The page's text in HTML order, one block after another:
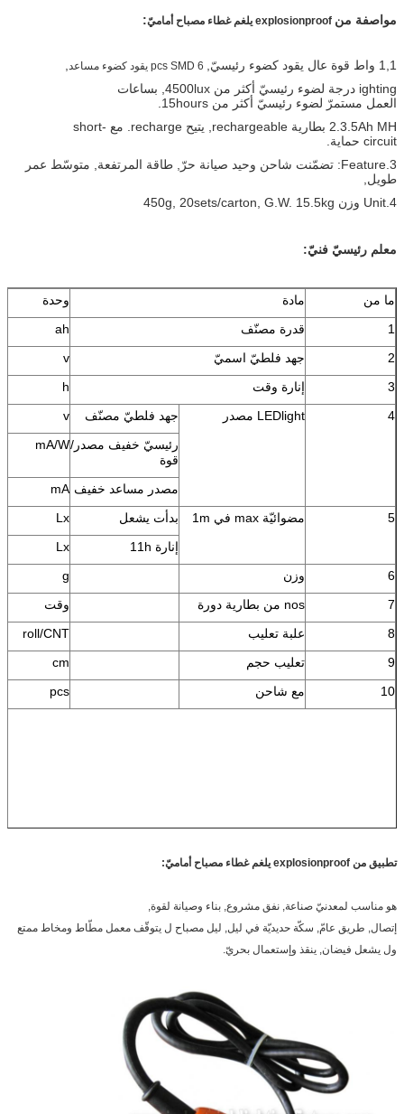
مواصفة من :
1,1 واط قوة عال يقود كضوء رئيسيّ, 6 pcs SMD يقود كضوء مساعد
ighting درجة لضوء رئيسيّ أكثر من 4500lux,
بساعات
العمل مستمرّ لضوء رئيسيّ أكثر من 15hours.
2.3.5Ah MH بطارية rechargeable, يتيح recharge. مع short-
circuit حماية.
3.Feature: تضمّنت شاحن
وحيد صيانة حرّ, طاقة المرتفعة, متوسّط عمر
طويل,
4.Unit وزن 450g, 20sets/carton, G.W. 15.5kg
معلم رئيسيّ فنيّ:
ما من مادة
وحدة
1
قدرة مصنّف
ah
2
جهد فلطيّ اسميّ
v
3
إنارة وقت
h
4
LEDlight مصدر جهد فلطيّ مصنّف
v
رئيسيّ خفيف مصدر/
قوة
mA/W
مصدر مساعد خفيف mA
5
مضوائيّة max في 1m بدأت يشعل
Lx
إنارة 11h
Lx
6
وزن
g
7
nos من بطارية دورة
وقت
8
علبة تعليب
roll/CNT
9
تعليب حجم
cm
10
مع شاحن pcs
تطبيق من explosionproof يلغم غطاء مصباح أماميّ :
هو مناسب لمعدنيّ صناعة, نفق مشروع, بناء وصيانة لقوة,
إتصال, طريق عامّ, سكّة حديديّة في ليل, ليل مصباح ل يتوقّف معمل مطّاط ومخاط ممتع
ول يشعل فيضان, ينقذ وإستعمال بحريّ.